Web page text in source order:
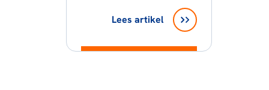
Lees artikel